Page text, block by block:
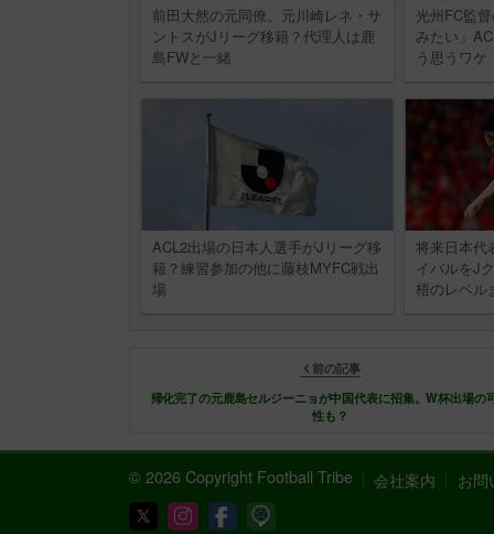
前田大然の元同僚。元川崎レネ・サ
ントスがJリーグ移籍？代理人は鹿
島FWと一緒
光州FC監
みたい」
う思うワケ
ACL2出場の日本人選手がJリーグ移
籍？練習参加の他に藤枝MYFC戦出
場
将来日本代
イバルをJ
梧のレベ
前の記事
帰化完了の元鹿島セルジーニョが中国代表に招集。W杯出場の
性も？
© 2026 Copyright Football Tribe 会社案内 お